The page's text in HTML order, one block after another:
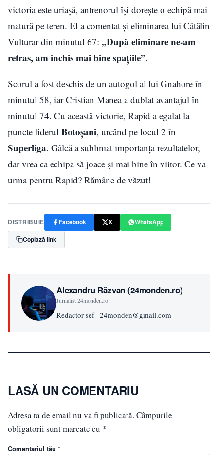
victoria este uriașă, antrenorul își dorește o echipă mai
matură pe teren. El a comentat și eliminarea lui Cătălin
Vulturar din minutul 67: „După eliminare ne-am
retras, am închis mai bine spațiile”.
Scorul a fost deschis de un autogol al lui Gnahore în
minutul 58, iar Cristian Manea a dublat avantajul în
minutul 74. Cu această victorie, Rapid a egalat la
puncte liderul Botoșani, urcând pe locul 2 în
Superliga. Gâlcă a subliniat importanța rezultatelor,
dar vrea ca echipa să joace și mai bine în viitor. Ce va
urma pentru Rapid? Rămâne de văzut!
DISTRIBUIE Facebook X
WhatsApp
Copiază link
Alexandru Răzvan (24monden.ro)
Jurnalist 24monden.ro
Redactor-sef | 24monden@gmail.com
LASĂ UN COMENTARIU
Adresa ta de email nu va fi publicată. Câmpurile
obligatorii sunt marcate cu *
Comentariul tău *